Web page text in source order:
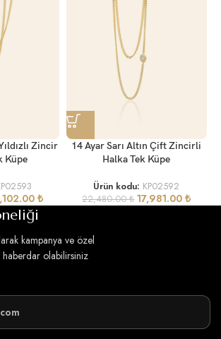
Zincir
Küpe
₺
14 Ayar Sarı Altın Çift Zincirli
Halka Tek Küpe
Ürün kodu: KP02592
22,480.00₺ 17,981.00₺
kampanya ve özel
olabilirsiniz